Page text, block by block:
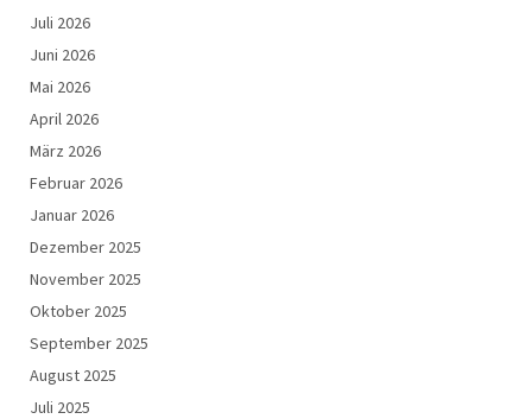
Juli 2026
Juni 2026
Mai 2026
April 2026
März 2026
Februar 2026
Januar 2026
Dezember 2025
November 2025
Oktober 2025
September 2025
August 2025
Juli 2025